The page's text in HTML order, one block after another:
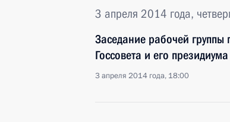
3 апреля 2014 года,
Заседание рабочей
Госсовета и его президиума
3 апреля 2014 года, 18:00